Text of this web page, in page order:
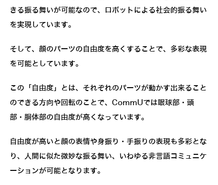
きる振る舞いが可能なので、ロボットによる社会的振る舞い
を実現しています。
そして、顔のパーツの自由度を高くすることで、多彩な表現
を可能としています。
この「自由度」とは、それぞれのパーツが動かす出来ること
のできる方向や回転のことで、CommUでは眼球部・頭
部・胴体部の自由度が高くなっています。
自由度が高いと顔の表情や身振り・手振りの表現も多彩とな
り、人間に似た微妙な振る舞い、いわゆる非言語コミュニケ
ーションが可能となります。